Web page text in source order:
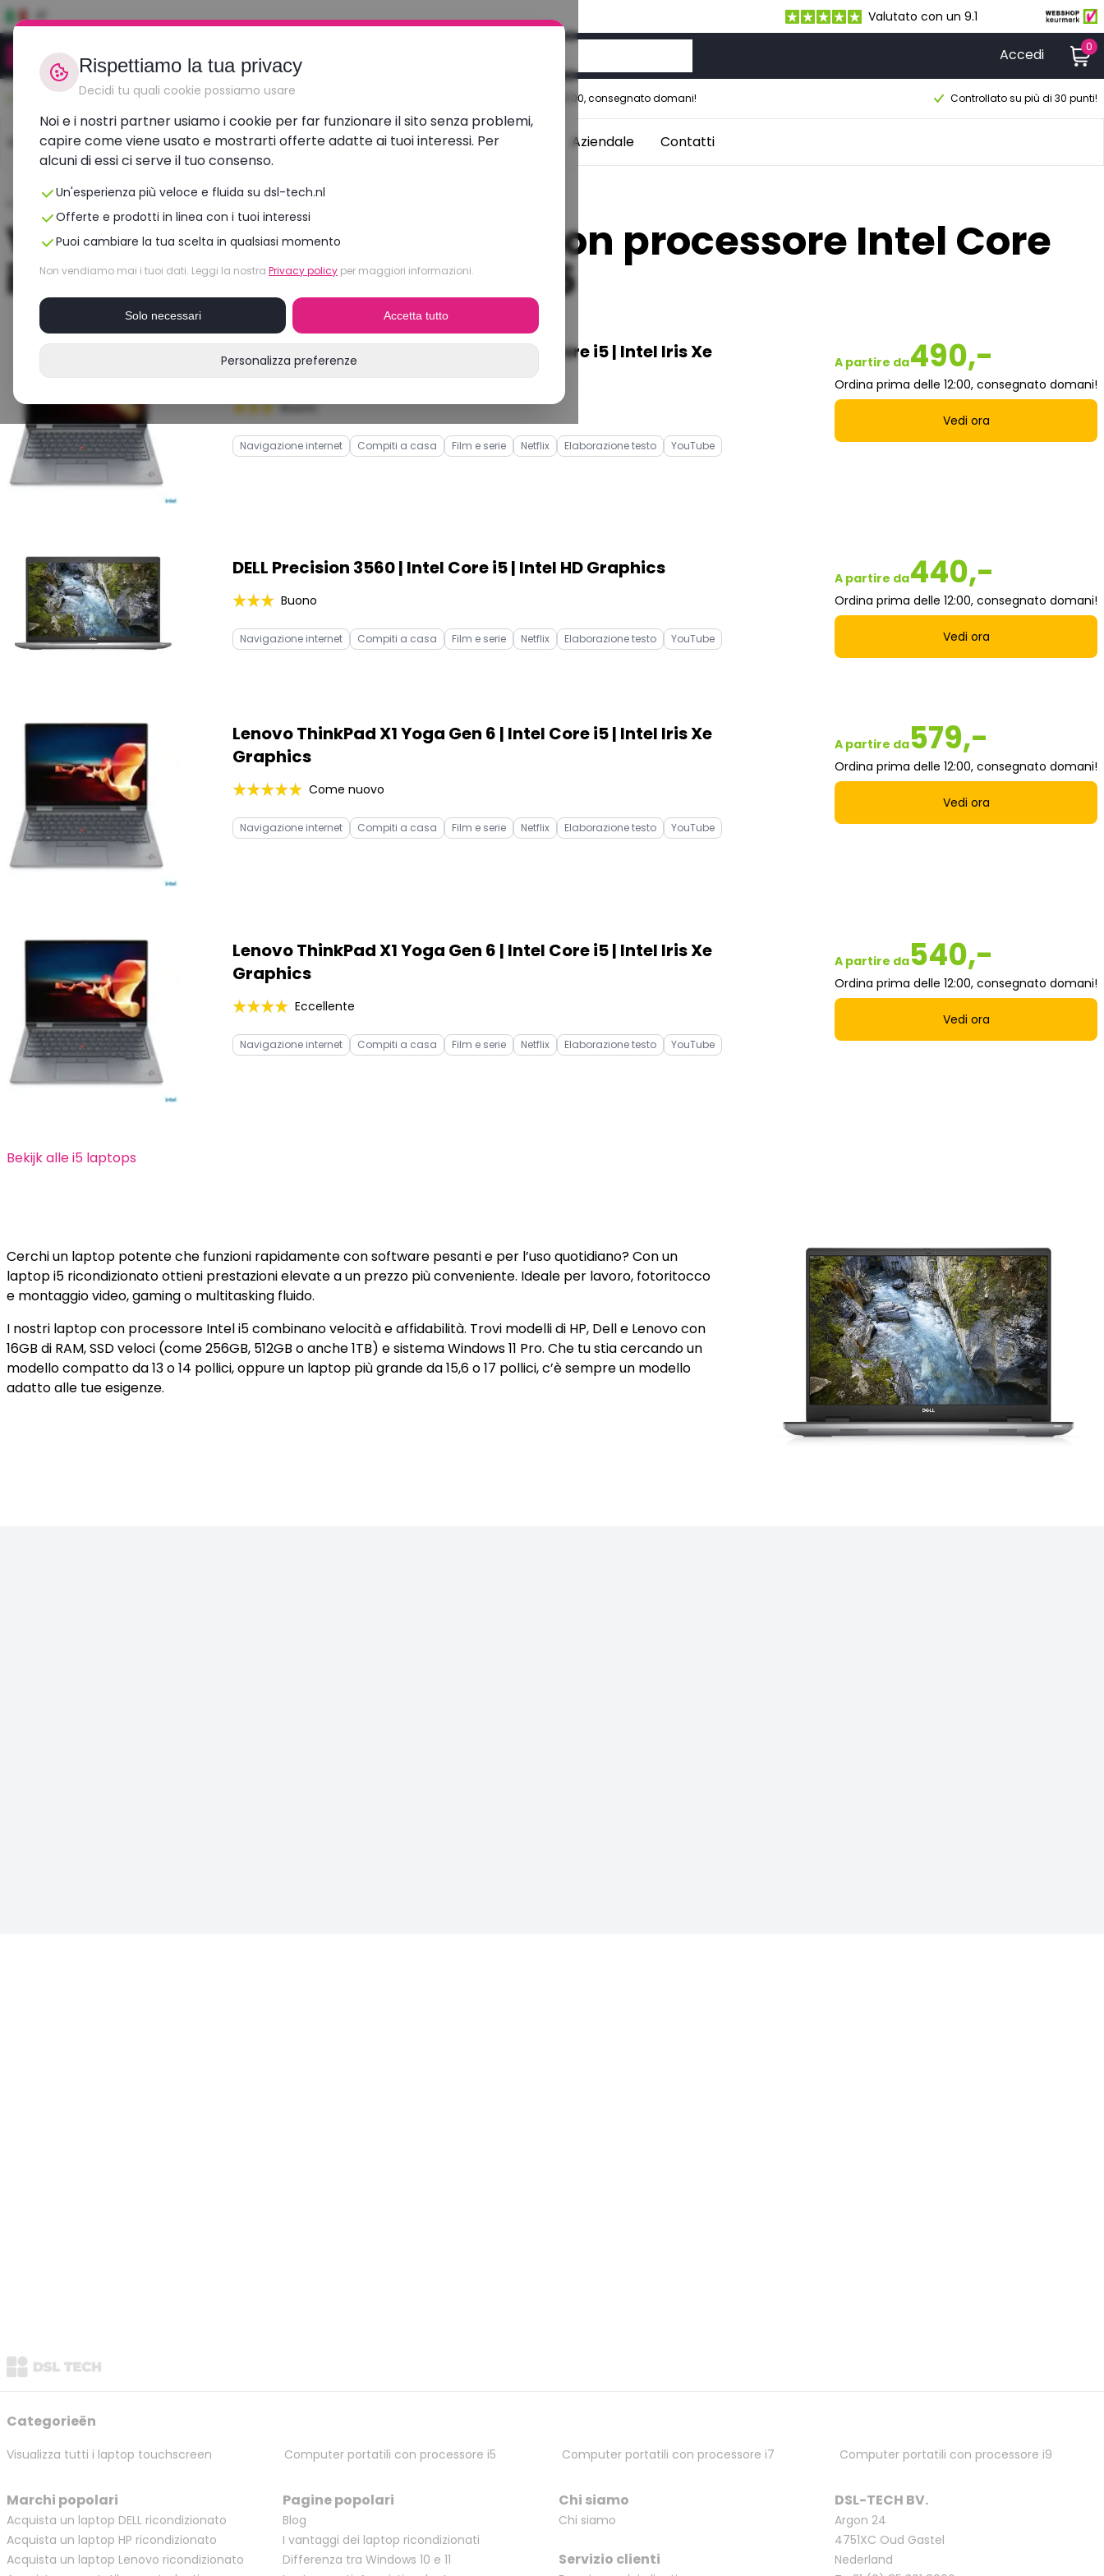
IT Valutato con un 9.1
Accedi 0
Durevole, conveniente, ricondizionato Ordina prima delle 12:00, consegnato domani! Controllato su più di 30 punti!
Laptops Dell laptops HP laptops Lenovo laptops Studenti Aziendale Contatti
Laptops Laptop I5 Ricondizionato
Vuoi acquistare un laptop con processore Intel Core
i5? Laptop con processore i5
Lenovo ThinkPad X1 Yoga Gen 6 | Intel Core i5 | Intel Iris Xe
Graphics
Buono
Navigazione internet Compiti a casa Film e serie Netflix Elaborazione testo YouTube
A partire da490,-
Ordina prima delle 12:00, consegnato domani!
Vedi ora
DELL Precision 3560 | Intel Core i5 | Intel HD Graphics
Buono
Navigazione internet Compiti a casa Film e serie Netflix Elaborazione testo YouTube
A partire da440,-
Ordina prima delle 12:00, consegnato domani!
Vedi ora
Lenovo ThinkPad X1 Yoga Gen 6 | Intel Core i5 | Intel Iris Xe
Graphics
Come nuovo
Navigazione internet Compiti a casa Film e serie Netflix Elaborazione testo YouTube
A partire da579,-
Ordina prima delle 12:00, consegnato domani!
Vedi ora
Lenovo ThinkPad X1 Yoga Gen 6 | Intel Core i5 | Intel Iris Xe
Graphics
Eccellente
Navigazione internet Compiti a casa Film e serie Netflix Elaborazione testo YouTube
A partire da540,-
Ordina prima delle 12:00, consegnato domani!
Vedi ora
Bekijk alle i5 laptops
Cerchi un laptop potente che funzioni rapidamente con software pesanti e per l’uso quotidiano? Con un
laptop i5 ricondizionato ottieni prestazioni elevate a un prezzo più conveniente. Ideale per lavoro, fotoritocco
e montaggio video, gaming o multitasking fluido.
I nostri laptop con processore Intel i5 combinano velocità e affidabilità. Trovi modelli di HP, Dell e Lenovo con
16GB di RAM, SSD veloci (come 256GB, 512GB o anche 1TB) e sistema Windows 11 Pro. Che tu stia cercando un
modello compatto da 13 o 14 pollici, oppure un laptop più grande da 15,6 o 17 pollici, c’è sempre un modello
adatto alle tue esigenze.
Categorieën
Visualizza tutti i laptop touchscreen Computer portatili con processore i5 Computer portatili con processore i7 Computer portatili con processore i9
Marchi popolari
Acquista un laptop DELL ricondizionato
Acquista un laptop HP ricondizionato
Acquista un laptop Lenovo ricondizionato
Pagine popolari
Blog
I vantaggi dei laptop ricondizionati
Differenza tra Windows 10 e 11
Chi siamo
Chi siamo
Servizio clienti
DSL-TECH BV.
Argon 24
4751XC Oud Gastel
Nederland
Rispettiamo la tua privacy
Decidi tu quali cookie possiamo usare
Noi e i nostri partner usiamo i cookie per far funzionare il sito senza problemi,
capire come viene usato e mostrarti offerte adatte ai tuoi interessi. Per
alcuni di essi ci serve il tuo consenso.
Un'esperienza più veloce e fluida su dsl-tech.nl
Offerte e prodotti in linea con i tuoi interessi
Puoi cambiare la tua scelta in qualsiasi momento
Non vendiamo mai i tuoi dati. Leggi la nostra Privacy policy per maggiori informazioni.
Solo necessari Accetta tutto
Personalizza preferenze